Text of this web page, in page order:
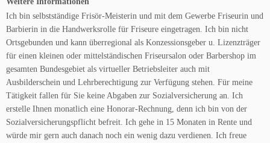
Ich bin selbstständige Frisör-Meisterin und mit dem Gewerbe Friseurin und
Barbierin in die Handwerksrolle für Friseure eingetragen. Ich bin nicht
Ortsgebunden und kann überregional als Konzessionsgeber u. Lizenzträger
für einen kleinen oder mittelständischen Friseursalon oder Barbershop im
gesamten Bundesgebiet als virtueller Betriebsleiter auch mit
Ausbilderschein und Lehrberechtigung zur Verfügung stehen. Für meine
Tätigkeit fallen für Sie keine Abgaben zur Sozialversicherung an. Ich
erstelle Ihnen monatlich eine Honorar-Rechnung, denn ich bin von der
Sozialversicherungspflicht befreit. Ich gehe in 15 Monaten in Rente und
würde mir gern auch danach noch ein wenig dazu verdienen. Ich freue